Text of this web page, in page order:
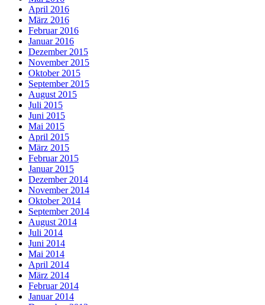
April 2016
März 2016
Februar 2016
Januar 2016
Dezember 2015
November 2015
Oktober 2015
September 2015
August 2015
Juli 2015
Juni 2015
Mai 2015
April 2015
März 2015
Februar 2015
Januar 2015
Dezember 2014
November 2014
Oktober 2014
September 2014
August 2014
Juli 2014
Juni 2014
Mai 2014
April 2014
März 2014
Februar 2014
Januar 2014